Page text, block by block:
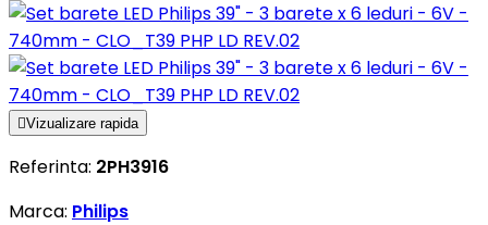
Vizualizare rapida
Referinta: 2PH3916
Marca: Philips